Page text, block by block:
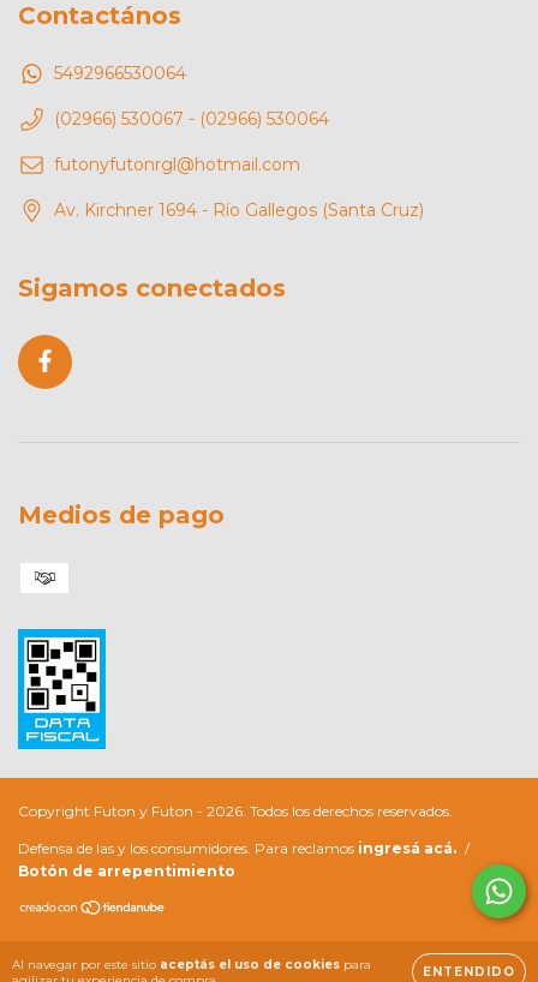
Al navegar por este sitio aceptás el uso de cookies para
ENTENDIDO
Contactános
5492966530064
(02966) 530067 - (02966) 530064
futonyfutonrgl@hotmail.com
Av. Kirchner 1694 - Río Gallegos (Santa Cruz)
Sigamos conectados
Medios de pago
Copyright Futon y Futon - 2026. Todos los derechos reservados.
Defensa de las y los consumidores. Para reclamos ingresá acá. /
Botón de arrepentimiento